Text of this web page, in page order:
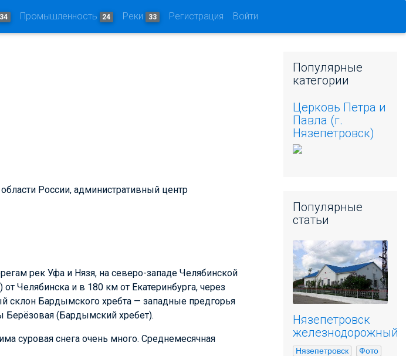
34 Промышленность 24 Реки 33 Регистрация Войти
России, административный центр
рек Уфа и Нязя, на северо-западе Челябинской
Челябинска и в 180 км от Екатеринбурга, через
склон Бардымского хребта — западные предгорья
Берёзовая (Бардымский хребет).
суровая снега очень много. Среднемесячная
Популярные
категории
Церковь Петра и
Павла (г.
Нязепетровск)
Популярные
статьи
Нязепетровск
железнодорожный
Нязепетровск
Фото